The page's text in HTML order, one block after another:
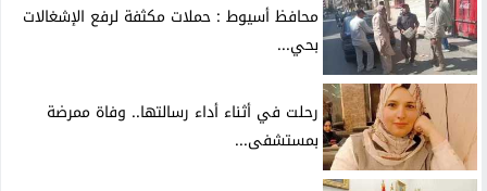
محافظ أسيوط : حملات مكثفة لرفع الإشغالات
بحي...
رحلت في أثناء أداء رسالتها.. وفاة ممرضة
بمستشفى...